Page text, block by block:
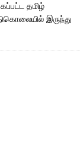
Academics Must
தமிழ்
இருந்து